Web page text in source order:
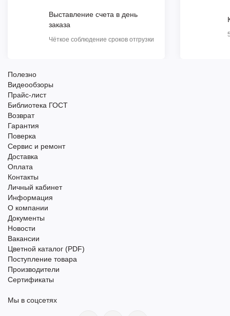
Выставление счета в день
заказа
Чёткое соблюдение сроков отгрузки
Полезно
Видеообзоры
Прайс-лист
Библиотека ГОСТ
Возврат
Гарантия
Поверка
Сервис и ремонт
Доставка
Оплата
Контакты
Личный кабинет
Информация
О компании
Документы
Новости
Вакансии
Цветной каталог (PDF)
Поступление товара
Производители
Сертификаты
Мы в соцсетях